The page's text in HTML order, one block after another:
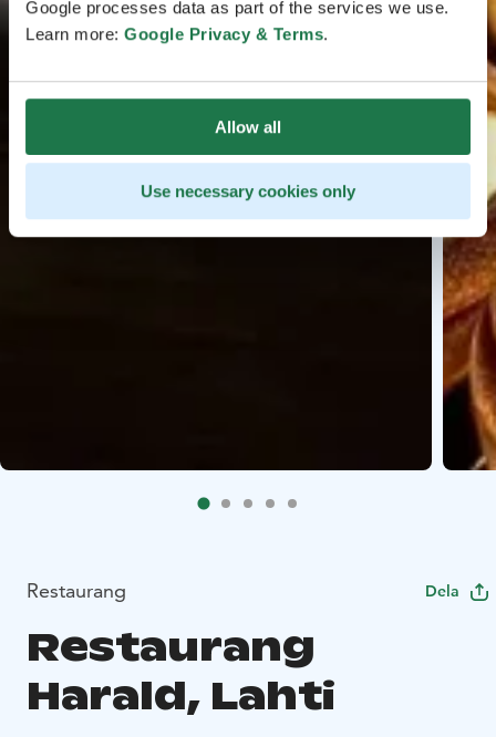
Google processes data as part of the services we use.
Learn more: Google Privacy & Terms.
Allow all
Use necessary cookies only
Restaurang Dela
Restaurang
Harald, Lahti